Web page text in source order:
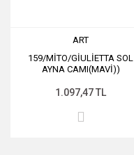
ART
159/MİTO/GİULİETTA SOL
AYNA CAMI(MAVİ))
1.097,47 TL